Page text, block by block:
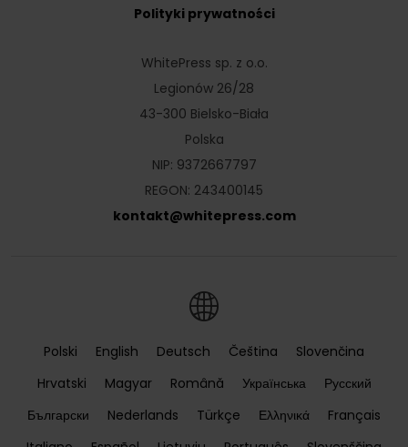
WhitePress sp. z o.o.
Legionów 26/28
43-300 Bielsko-Biała
Polska
NIP: 9372667797
REGON: 243400145
kontakt@whitepress.com
Polityki prywatności
Polski English Deutsch Čeština
Slovenčina
Hrvatski
Magyar Română Українська
Русский
Български
Nederlands Türkçe Ελληνικά
Français